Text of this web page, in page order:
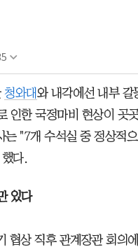
청와대와 내각에선 내부 갈
인한 국정마비 현상이 곳
는 "7개 수석실 중 정상적
다.
있다
협상 직후 관계장관 회의